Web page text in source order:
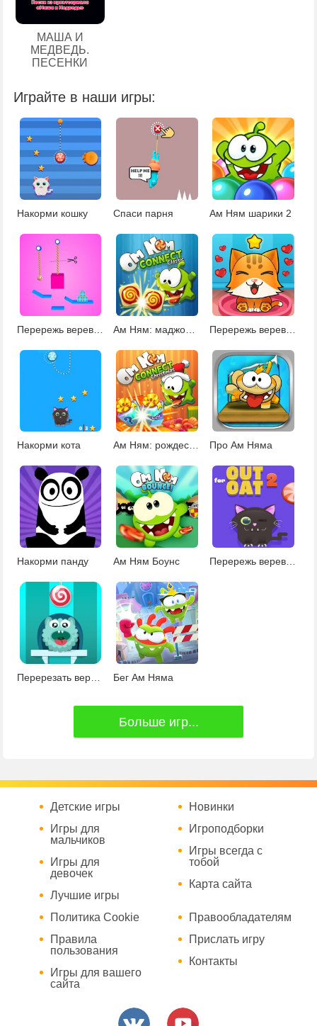
МАША И
МЕДВЕДЬ.
ПЕСЕНКИ
Играйте в наши игры:
Накорми кошку Спаси парня Ам Ням шарики 2
Перережь веревку 4 Ам Ням: маджонг Коннект Перережь веревку: накорми кошку
Накорми кота Ам Ням: рождественский Коннект Про Ам Няма
Накорми панду Ам Ням Боунс Перережь веревку и накорми кота 2
Перерезать веревку Бег Ам Няма
Больше игр...
Детские игры
Игры для
мальчиков
Игры для
девочек
Лучшие игры
Новинки
Игроподборки
Игры всегда с
тобой
Карта сайта
Политика Cookie
Правила
пользования
Игры для вашего
сайта
Правообладателям
Прислать игру
Контакты